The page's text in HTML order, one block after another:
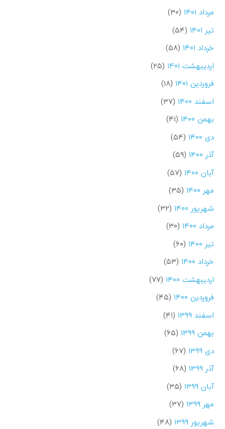
مرداد ۱۴۰۱
(۳۰)
تیر ۱۴۰۱
(۵۴)
خرداد ۱۴۰۱
(۵۸)
اردیبهشت ۱۴۰۱
(۲۵)
فروردین ۱۴۰۱
(۱۸)
اسفند ۱۴۰۰
(۳۷)
بهمن ۱۴۰۰
(۴۱)
دی ۱۴۰۰
(۵۴)
آذر ۱۴۰۰
(۵۹)
آبان ۱۴۰۰
(۵۷)
مهر ۱۴۰۰
(۳۵)
شهریور ۱۴۰۰
(۳۲)
مرداد ۱۴۰۰
(۳۰)
تیر ۱۴۰۰
(۶۰)
خرداد ۱۴۰۰
(۵۳)
اردیبهشت ۱۴۰۰
(۷۷)
فروردین ۱۴۰۰
(۴۵)
اسفند ۱۳۹۹
(۴۱)
بهمن ۱۳۹۹
(۶۵)
دی ۱۳۹۹
(۶۷)
آذر ۱۳۹۹
(۶۸)
آبان ۱۳۹۹
(۳۵)
مهر ۱۳۹۹
(۳۷)
شهریور ۱۳۹۹
(۴۸)